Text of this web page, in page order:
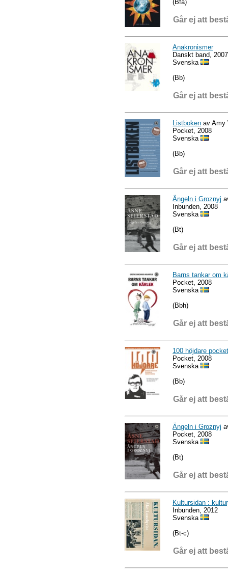
(Bfa)
Går ej att
Anakronismer
Danskt band, 2007
Svenska
(Bb)
Går ej att
Listboken av Amy
Pocket, 2008
Svenska
(Bb)
Går ej att
Ängeln i Groznyj
Inbunden, 2008
Svenska
(Bt)
Går ej att
Barns tankar om
Pocket, 2008
Svenska
(Bbh)
Går ej att
100 höjdare pocket
Pocket, 2008
Svenska
(Bb)
Går ej att
Ängeln i Groznyj
Pocket, 2008
Svenska
(Bt)
Går ej att
Kultursidan :
Inbunden, 2012
Svenska
(Bt-c)
Går ej att